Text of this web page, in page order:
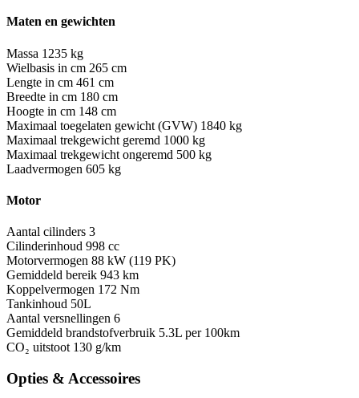
Maten en gewichten
Massa 1235 kg
Wielbasis in cm 265 cm
Lengte in cm 461 cm
Breedte in cm 180 cm
Hoogte in cm 148 cm
Maximaal toegelaten gewicht (GVW) 1840 kg
Maximaal trekgewicht geremd 1000 kg
Maximaal trekgewicht ongeremd 500 kg
Laadvermogen 605 kg
Motor
Aantal cilinders 3
Cilinderinhoud 998 cc
Motorvermogen 88 kW (119 PK)
Gemiddeld bereik 943 km
Koppelvermogen 172 Nm
Tankinhoud 50L
Aantal versnellingen 6
Gemiddeld brandstofverbruik 5.3L per 100km
CO₂ uitstoot 130 g/km
Opties & Accessoires